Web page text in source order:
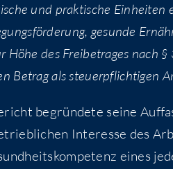
und prak­ti­sche Ein­hei­ten
gesun­de
Höhe des Frei­be­tra­ges nach
Betrag als steu­er­pflich­ti­gen
begrün­de­te sei­ne
Inter­es­se des
eines